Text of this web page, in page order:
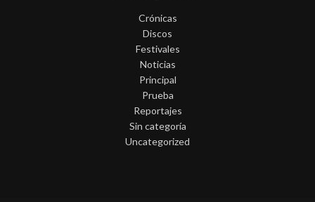
Crónicas
Discos
Festivales
Noticias
Principal
Prueba
Reportajes
Sin categoría
Uncategorized